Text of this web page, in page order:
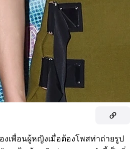
งเพื่อนผู้หญิงเมื่อต้องโพสท่าถ่ายรูป